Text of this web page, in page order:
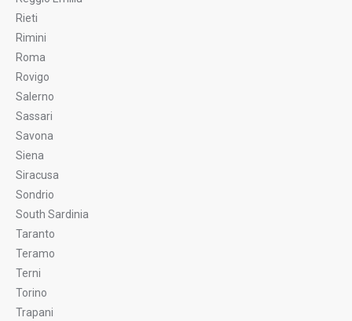
Rieti
Rimini
Roma
Rovigo
Salerno
Sassari
Savona
Siena
Siracusa
Sondrio
South Sardinia
Taranto
Teramo
Terni
Torino
Trapani